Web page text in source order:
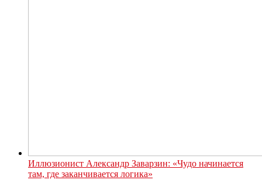
Иллюзионист Александр Заварзин: «Чудо начинается
там, где заканчивается логика»